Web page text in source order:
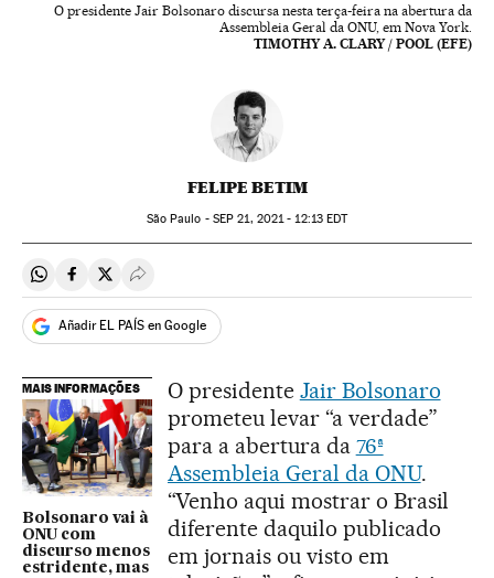
O presidente Jair Bolsonaro discursa nesta terça-feira na abertura da
Assembleia Geral da ONU, em Nova York.
TIMOTHY A. CLARY / POOL (EFE)
FELIPE BETIM
São Paulo - SEP 21, 2021 - 12:13EDT
Compartir en Whatsapp
Compartir en Facebook
Compartir en Twitter
Desplegar Redes Sociales
Añadir EL PAÍS en Google
MAIS INFORMAÇÕES
Bolsonaro vai à
ONU com
discurso menos
estridente, mas
O presidente Jair Bolsonaro
prometeu levar “a verdade”
para a abertura da 76ª
Assembleia Geral da ONU.
“Venho aqui mostrar o Brasil
diferente daquilo publicado
em jornais ou visto em